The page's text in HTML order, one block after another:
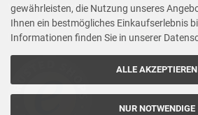
Vorwerk Ersatzteile
Wenn Ihnen der Service der
bewerten Sie uns bitte bei Trustedshops.de
gewährleisten, die Nutzung unseres
Ihnen ein bestmögliches Einkaufserlebnis
Informationen finden Sie in unserer
ALLE AKZEPTIEREN
NUR NOTWENDIGE